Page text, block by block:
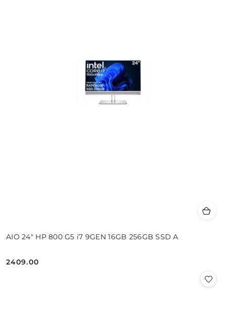
AIO 24" HP 800 G5 i7 9GEN 16GB 256GB SSD A
Cena:
2409.00